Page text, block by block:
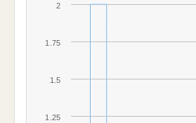
2
1.25
1.5
1.75